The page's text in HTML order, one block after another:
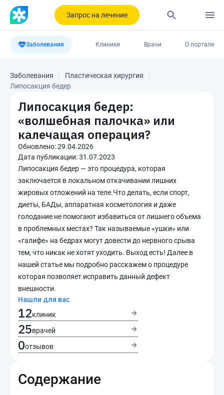
Запрос на лечение
Заболевания Клиники Врачи О портале
Заболевания
Пластическая хирургия
Липосакция бедер
Липосакция бедер:
«волшебная палочка» или
калечащая операция?
Обновлено:29.04.2026
Дата публикации:31.07.2023
Липосакция бедер — это процедура, которая
заключается в локальном откачивании лишних
жировых отложений на теле.Что делать, если спорт,
диеты, БАДы, аппаратная косметология и даже
голодание не помогают избавиться от лишнего объема
в проблемных местах? Так называемые «ушки» или
«галифе» на бедрах могут довести до нервного срыва
тем, что никак не хотят уходить. Выход есть! Далее в
нашей статье мы подробно расскажем о процедуре
которая позволяет исправить данный дефект
внешности.
Нашли для вас
12клиник
25врачей
0отзывов
Содержание